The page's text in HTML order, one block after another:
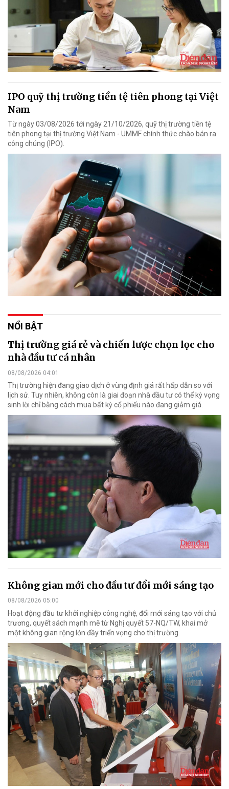
IPO quỹ thị trường tiền tệ tiên phong tại Việt
Nam
Từ ngày 03/08/2026 tới ngày 21/10/2026, quỹ thị trường tiền tệ
tiên phong tại thị trường Việt Nam - UMMF chính thức chào bán ra
công chúng (IPO).
NỔI BẬT
Thị trường giá rẻ và chiến lược chọn lọc cho
nhà đầu tư cá nhân
08/08/2026 04:01
Thị trường hiện đang giao dịch ở vùng định giá rất hấp dẫn so với
lịch sử. Tuy nhiên, không còn là giai đoạn nhà đầu tư có thể kỳ vọng
sinh lời chỉ bằng cách mua bất kỳ cổ phiếu nào đang giảm giá.
Không gian mới cho đầu tư đổi mới sáng tạo
08/08/2026 05:00
Hoạt động đầu tư khởi nghiệp công nghệ, đổi mới sáng tạo với chủ
trương, quyết sách mạnh mẽ từ Nghị quyết 57-NQ/TW, khai mở
một không gian rộng lớn đầy triển vọng cho thị trường.